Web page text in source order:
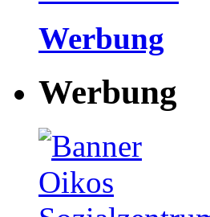
Werbung
Werbung